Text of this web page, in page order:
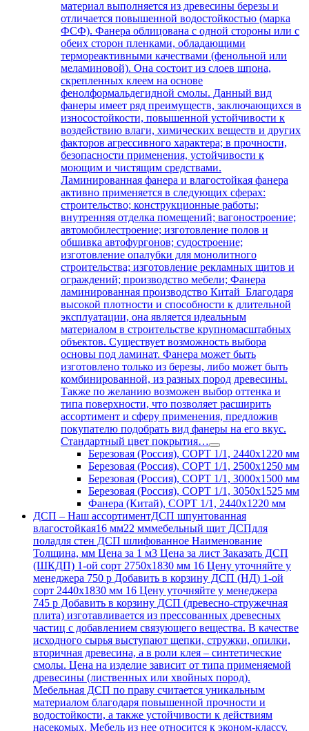
материал выполняется из древесины березы и
отличается повышенной водостойкостью (марка
ФСФ). Фанера облицована с одной стороны или с
обеих сторон пленками, обладающими
термореактивными качествами (фенольной или
меламиновой). Она состоит из слоев шпона,
скрепленных клеем на основе
фенолформальдегидной смолы. Данный вид
фанеры имеет ряд преимуществ, заключающихся в
износостойкости, повышенной устойчивости к
воздействию влаги, химических веществ и других
факторов агрессивного характера; в прочности,
безопасности применения, устойчивости к
моющим и чистящим средствами.
Ламинированная фанера и влагостойкая фанера
активно применяется в следующих сферах:
строительство; конструкционные работы;
внутренняя отделка помещений; вагоностроение;
автомобилестроение; изготовление полов и
обшивка автофургонов; судостроение;
изготовление опалубки для монолитного
строительства; изготовление рекламных щитов и
ограждений; производство мебели; Фанера
ламинированная производство Китай Благодаря
высокой плотности и способности к длительной
эксплуатации, она является идеальным
материалом в строительстве крупномасштабных
объектов. Существует возможность выбора
основы под ламинат. Фанера может быть
изготовлено только из березы, либо может быть
комбинированной, из разных пород древесины.
Также по желанию возможен выбор оттенка и
типа поверхности, что позволяет расширить
ассортимент и сферу применения, предложив
покупателю подобрать вид фанеры на его вкус.
Стандартный цвет покрытия…
Березовая (Россия), СОРТ 1/1, 2440х1220 мм
Березовая (Россия), СОРТ 1/1, 2500х1250 мм
Березовая (Россия), СОРТ 1/1, 3000х1500 мм
Березовая (Россия), СОРТ 1/1, 3050х1525 мм
Фанера (Китай), СОРТ 1/1, 2440х1220 мм
ДСП – Наш ассортиментДСП шпунтованная
влагостойкая16 мм22 мммебельный щит ДСПдля
поладля стен ДСП шлифованное Наименование
Толщина, мм Цена за 1 м3 Цена за лист Заказать ДСП
(ШКДП) 1-ой сорт 2750х1830 мм 16 Цену уточняйте у
менеджера 750 р Добавить в корзину ДСП (НД) 1-ой
сорт 2440х1830 мм 16 Цену уточняйте у менеджера
745 р Добавить в корзину ДСП (древесно-стружечная
плита) изготавливается из прессованных древесных
частиц с добавлением связующего вещества. В качестве
исходного сырья выступают щепки, стружки, опилки,
вторичная древесина, а в роли клея – синтетические
смолы. Цена на изделие зависит от типа применяемой
древесины (лиственных или хвойных пород).
Мебельная ДСП по праву считается уникальным
материалом благодаря повышенной прочности и
водостойкости, а также устойчивости к действиям
насекомых. Мебель из нее относится к эконом-классу,